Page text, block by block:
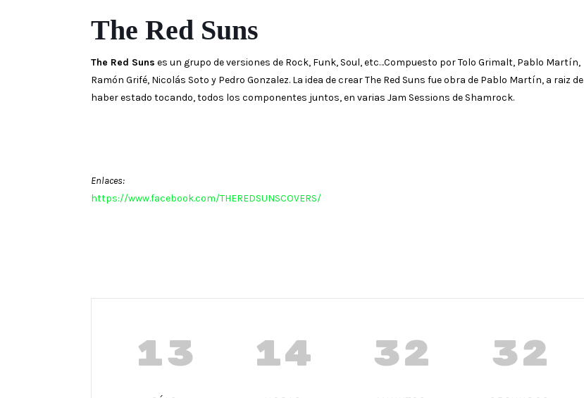
The Red Suns
The Red Suns es un grupo de versiones de Rock, Funk, Soul, etc…Compuesto por Tolo Grimalt, Pablo Martín,
Ramón Grifé, Nicolás Soto y Pedro Gonzalez. La idea de crear The Red Suns fue obra de Pablo Martín, a raiz de
haber estado tocando, todos los componentes juntos, en varias Jam Sessions de Shamrock.
Enlaces:
https://www.facebook.com/THEREDSUNSCOVERS/
13 14 32 31